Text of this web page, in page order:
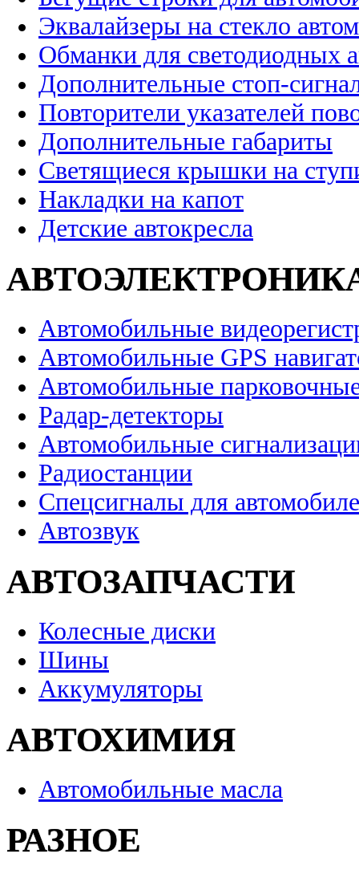
Эквалайзеры на стекло
Обманки для светодиодных
Дополнительные стоп-
Повторители указателей
Дополнительные габариты
Светящиеся крышки на
Накладки на капот
Детские автокресла
Автомобильные
Автомобильные GPS
Автомобильные
Радар-детекторы
Автомобильные
Радиостанции
Спецсигналы для
Автозвук
АВТОЗАПЧАСТИ
Колесные диски
Шины
Аккумуляторы
АВТОХИМИЯ
Автомобильные масла
РАЗНОЕ